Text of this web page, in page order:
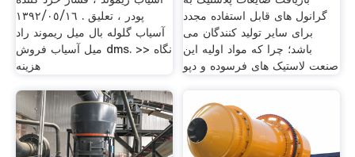
پودر ، تعلیق . ١٣٩٢/٠٥/١٦
آسیاب گلوله بال میل ریموند راد
میل آسیاب فروش dms. >> نگاه
هزینه
گرانول های قابل استفاده مجدد
برای سایر تولید کنندگان می
باشد؛ چرا که مواد اولیه این
صنعت لاستیک های فرسوده و دپو